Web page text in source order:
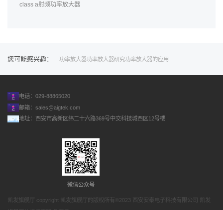
class a射频功率放大器
您可能感兴趣： 功率放大器功率放大器研究功率放大器的应用
电话：029-88865020
邮箱： sales@aigtek.com
地址：西安市高新区纬二十六路369号中交科技城西区12号楼
微信公众号
凯发旗舰厅 copyright 凯发旗舰厅的版权所有©2023 西安安泰电子科技有限公司 凯发